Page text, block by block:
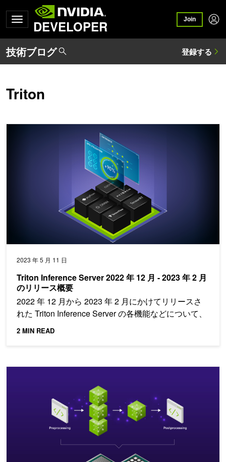
DEVELOPER Join
Triton
2023 年 5 月 11 日
Triton Inference Server 2022 年 12 月 - 2023 年 2 月
のリリース概要
2022 年 12 月から 2023 年 2 月にかけてリリースさ
れた Triton Inference Server の各機能などについて、
2 MIN READ
アンサンブル モデルによる NVIDIA Triton Inference Server 上